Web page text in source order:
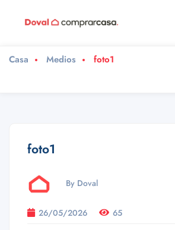
Casa Medios foto1
foto1
By Doval
26/05/2026 65